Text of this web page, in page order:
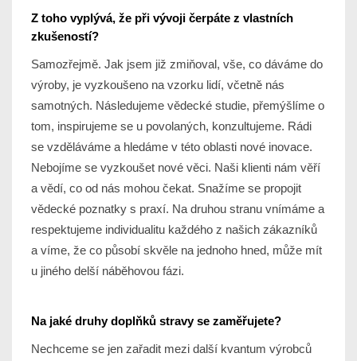
Z toho vyplývá, že při vývoji čerpáte z vlastních
zkušeností?
Samozřejmě. Jak jsem již zmiňoval, vše, co dáváme do
výroby, je vyzkoušeno na vzorku lidí, včetně nás
samotných. Následujeme vědecké studie, přemýšlíme o
tom, inspirujeme se u povolaných, konzultujeme. Rádi
se vzděláváme a hledáme v této oblasti nové inovace.
Nebojíme se vyzkoušet nové věci. Naši klienti nám věří
a vědí, co od nás mohou čekat. Snažíme se propojit
vědecké poznatky s praxí. Na druhou stranu vnímáme a
respektujeme individualitu každého z našich zákazníků
a víme, že co působí skvěle na jednoho hned, může mít
u jiného delší náběhovou fázi.
Na jaké druhy doplňků stravy se zaměřujete?
Nechceme se jen zařadit mezi další kvantum výrobců